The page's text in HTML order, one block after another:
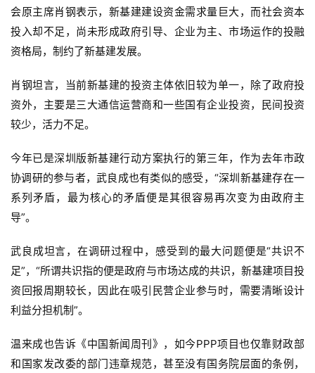
会原主席肖钢表示，新基建建设资金需求量巨大，而社会资本
投入却不足，尚未形成政府引导、企业为主、市场运作的投融
资格局，制约了新基建发展。
肖钢坦言，当前新基建的投资主体依旧较为单一，除了政府投
资外，主要是三大通信运营商和一些国有企业投资，民间投资
较少，活力不足。
今年已是深圳版新基建行动方案执行的第三年，作为去年市政
协调研的参与者，武良成也有类似的感受，“深圳新基建存在一
系列矛盾，最为核心的矛盾便是其很容易再次变为由政府主
导”。
武良成坦言，在调研过程中，感受到的最大问题便是“共识不
足”，“所谓共识指的便是政府与市场达成的共识，新基建项目投
资回报周期较长，因此在吸引民营企业参与时，需要清晰设计
利益分担机制”。
温来成也告诉《中国新闻周刊》，如今PPP项目也仅靠财政部
和国家发改委的部门违章规范，甚至没有国务院层面的条例，